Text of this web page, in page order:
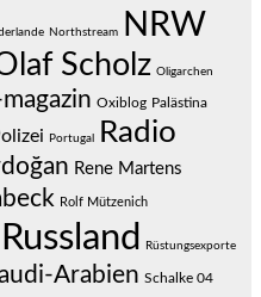
Northstream NRW
Scholz Oligarchen
Oxiblog Palästina
Portugal Radio
Rene Martens
Rolf Mützenich
Russland Rüstungsexporte
Arabien Schalke 04